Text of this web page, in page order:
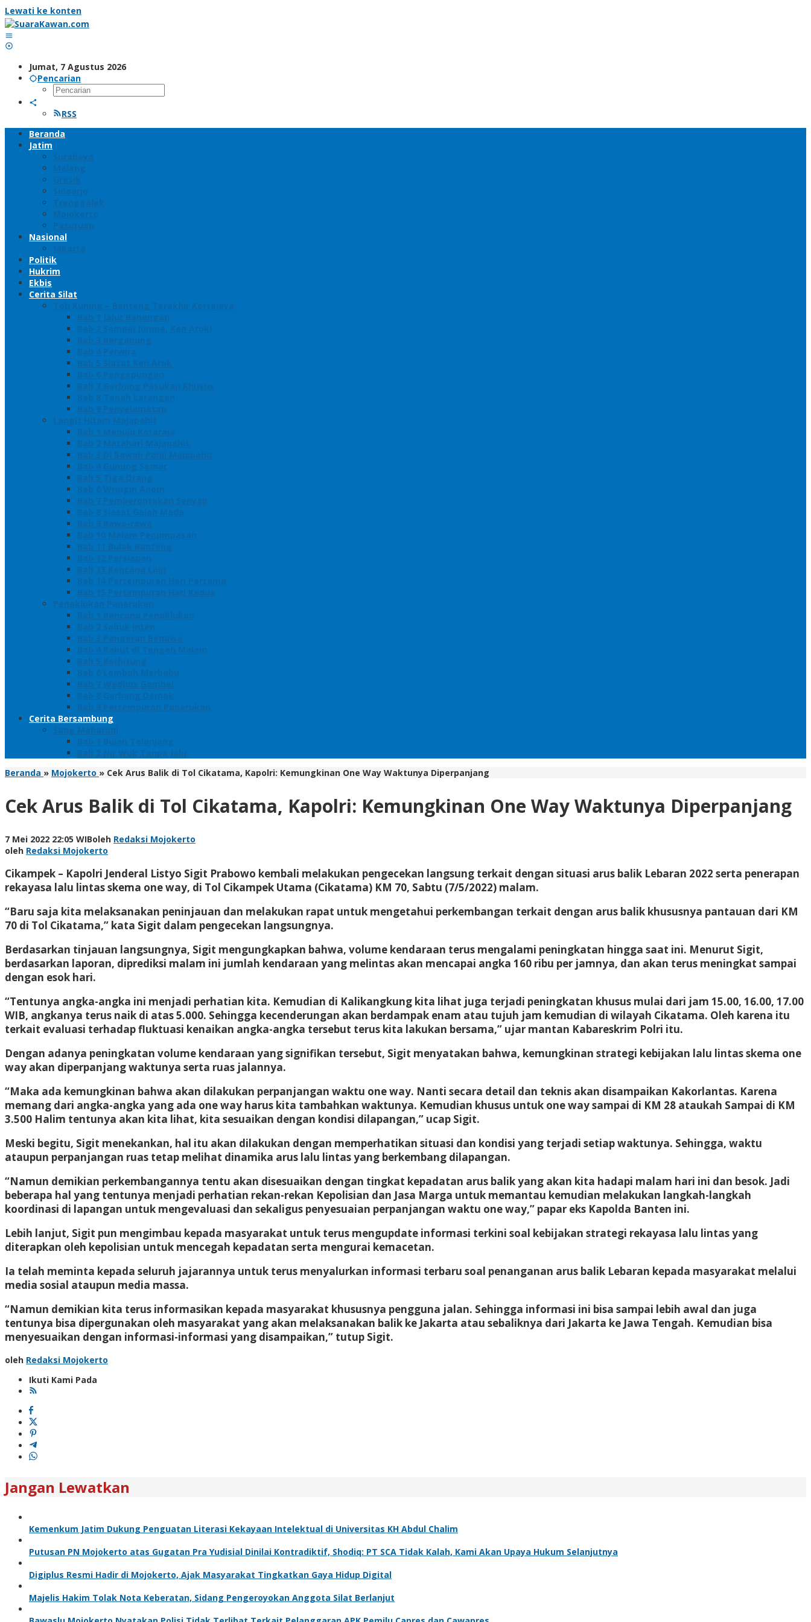
Lewati ke konten
Jumat, 7 Agustus 2026
Pencarian
RSS
Beranda
Jatim
Surabaya
Malang
Gresik
Sidoarjo
Trenggalek
Mojokerto
Pasuruan
Nasional
Jakarta
Politik
Hukrim
Ekbis
Cerita Silat
Toh Kuning – Benteng Terakhir Kertajaya
Bab 1 Jalur Banengan
Bab 2 Sampai Jumpa, Ken Arok!
Bab 3 Bergabung
Bab 4 Perwira
Bab 5 Siasat Ken Arok
Bab 6 Pengepungan
Bab 7 Gerbang Pasukan Khusus
Bab 8 Tanah Larangan
Bab 9 Penyelamatan
Langit Hitam Majapahit
Bab 1 Menuju Kotaraja
Bab 2 Matahari Majapahit
Bab 3 Di Bawah Panji Majapahit
Bab 4 Gunung Semar
Bab 5 Tiga Orang
Bab 6 Wringin Anom
Bab 7 Pemberontakan Senyap
Bab 8 Siasat Gajah Mada
Bab 9 Rawa-rawa
Bab 10 Malam Penumpasan
Bab 11 Bulak Banteng
Bab 12 Persiapan
Bab 13 Rencana Lain
Bab 14 Pertempuran Hari Pertama
Bab 15 Pertempuran Hari Kedua
Penaklukan Panarukan
Bab 1 Rencana Penaklukan
Bab 2 Sabuk Inten
Bab 3 Pangeran Benawa
Bab 4 Kabut di Tengah Malam
Bab 5 Berhitung
Bab 6 Lembah Merbabu
Bab 7 Wedhus Gembel
Bab 8 Gerbang Demak
Bab 9 Pertempuran Panarukan
Cerita Bersambung
Sang Maharani
Bab 1 Bulan Telanjang
Bab 2 Nir Wuk Tanpa Jalu
Beranda » Mojokerto » Cek Arus Balik di Tol Cikatama, Kapolri: Kemungkinan One Way Waktunya Diperpanjang
Cek Arus Balik di Tol Cikatama, Kapolri: Kemungkinan One Way Waktunya Diperpanjang
7 Mei 2022 22:05 WIBoleh Redaksi Mojokerto
oleh Redaksi Mojokerto
Cikampek – Kapolri Jenderal Listyo Sigit Prabowo kembali melakukan pengecekan langsung terkait dengan situasi arus balik Lebaran 2022 serta penerapan
rekayasa lalu lintas skema one way, di Tol Cikampek Utama (Cikatama) KM 70, Sabtu (7/5/2022) malam.
“Baru saja kita melaksanakan peninjauan dan melakukan rapat untuk mengetahui perkembangan terkait dengan arus balik khususnya pantauan dari KM
70 di Tol Cikatama,” kata Sigit dalam pengecekan langsungnya.
Berdasarkan tinjauan langsungnya, Sigit mengungkapkan bahwa, volume kendaraan terus mengalami peningkatan hingga saat ini. Menurut Sigit,
berdasarkan laporan, diprediksi malam ini jumlah kendaraan yang melintas akan mencapai angka 160 ribu per jamnya, dan akan terus meningkat sampai
dengan esok hari.
“Tentunya angka-angka ini menjadi perhatian kita. Kemudian di Kalikangkung kita lihat juga terjadi peningkatan khusus mulai dari jam 15.00, 16.00, 17.00
WIB, angkanya terus naik di atas 5.000. Sehingga kecenderungan akan berdampak enam atau tujuh jam kemudian di wilayah Cikatama. Oleh karena itu
terkait evaluasi terhadap fluktuasi kenaikan angka-angka tersebut terus kita lakukan bersama,” ujar mantan Kabareskrim Polri itu.
Dengan adanya peningkatan volume kendaraan yang signifikan tersebut, Sigit menyatakan bahwa, kemungkinan strategi kebijakan lalu lintas skema one
way akan diperpanjang waktunya serta ruas jalannya.
“Maka ada kemungkinan bahwa akan dilakukan perpanjangan waktu one way. Nanti secara detail dan teknis akan disampaikan Kakorlantas. Karena
memang dari angka-angka yang ada one way harus kita tambahkan waktunya. Kemudian khusus untuk one way sampai di KM 28 ataukah Sampai di KM
3.500 Halim tentunya akan kita lihat, kita sesuaikan dengan kondisi dilapangan,” ucap Sigit.
Meski begitu, Sigit menekankan, hal itu akan dilakukan dengan memperhatikan situasi dan kondisi yang terjadi setiap waktunya. Sehingga, waktu
ataupun perpanjangan ruas tetap melihat dinamika arus lalu lintas yang berkembang dilapangan.
“Namun demikian perkembangannya tentu akan disesuaikan dengan tingkat kepadatan arus balik yang akan kita hadapi malam hari ini dan besok. Jadi
beberapa hal yang tentunya menjadi perhatian rekan-rekan Kepolisian dan Jasa Marga untuk memantau kemudian melakukan langkah-langkah
koordinasi di lapangan untuk mengevaluasi dan sekaligus penyesuaian perpanjangan waktu one way,” papar eks Kapolda Banten ini.
Lebih lanjut, Sigit pun mengimbau kepada masyarakat untuk terus mengupdate informasi terkini soal kebijakan strategi rekayasa lalu lintas yang
diterapkan oleh kepolisian untuk mencegah kepadatan serta mengurai kemacetan.
Ia telah meminta kepada seluruh jajarannya untuk terus menyalurkan informasi terbaru soal penanganan arus balik Lebaran kepada masyarakat melalui
media sosial ataupun media massa.
“Namun demikian kita terus informasikan kepada masyarakat khususnya pengguna jalan. Sehingga informasi ini bisa sampai lebih awal dan juga
tentunya bisa dipergunakan oleh masyarakat yang akan melaksanakan balik ke Jakarta atau sebaliknya dari Jakarta ke Jawa Tengah. Kemudian bisa
menyesuaikan dengan informasi-informasi yang disampaikan,” tutup Sigit.
oleh Redaksi Mojokerto
Ikuti Kami Pada
Jangan Lewatkan
Kemenkum Jatim Dukung Penguatan Literasi Kekayaan Intelektual di Universitas KH Abdul Chalim
Putusan PN Mojokerto atas Gugatan Pra Yudisial Dinilai Kontradiktif, Shodiq: PT SCA Tidak Kalah, Kami Akan Upaya Hukum Selanjutnya
Digiplus Resmi Hadir di Mojokerto, Ajak Masyarakat Tingkatkan Gaya Hidup Digital
Majelis Hakim Tolak Nota Keberatan, Sidang Pengeroyokan Anggota Silat Berlanjut